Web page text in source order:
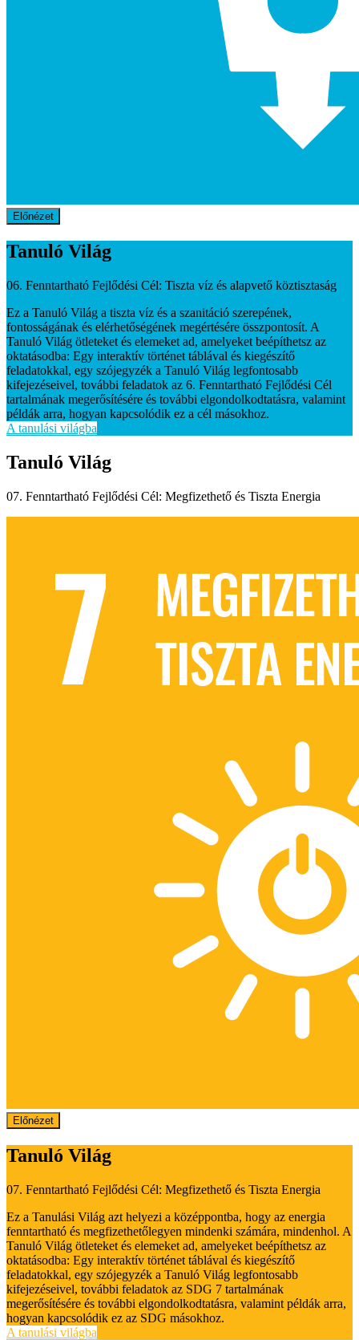
Előnézet
Tanuló Világ
06. Fenntartható Fejlődési Cél: Tiszta víz és alapvető köztisztaság
Ez a Tanuló Világ a tiszta víz és a szanitáció szerepének,
fontosságának és elérhetőségének megértésére összpontosít. A
Tanuló Világ ötleteket és elemeket ad, amelyeket beépíthetsz az
oktatásodba: Egy interaktív történet táblával és kiegészítő
feladatokkal, egy szójegyzék a Tanuló Világ legfontosabb
kifejezéseivel, további feladatok az 6. Fenntartható Fejlődési Cél
tartalmának megerősítésére és további elgondolkodtatásra, valamint
példák arra, hogyan kapcsolódik ez a cél másokhoz.
A tanulási világba
Tanuló Világ
07. Fenntartható Fejlődési Cél: Megfizethető és Tiszta Energia
Előnézet
Tanuló Világ
07. Fenntartható Fejlődési Cél: Megfizethető és Tiszta Energia
Ez a Tanulási Világ azt helyezi a középpontba, hogy az energia
fenntartható és megfizethetőlegyen mindenki számára, mindenhol. A
Tanuló Világ ötleteket és elemeket ad, amelyeket beépíthetsz az
oktatásodba: Egy interaktív történet táblával és kiegészítő
feladatokkal, egy szójegyzék a Tanuló Világ legfontosabb
kifejezéseivel, további feladatok az SDG 7 tartalmának
megerősítésére és további elgondolkodtatásra, valamint példák arra,
hogyan kapcsolódik ez az SDG másokhoz.
A tanulási világba